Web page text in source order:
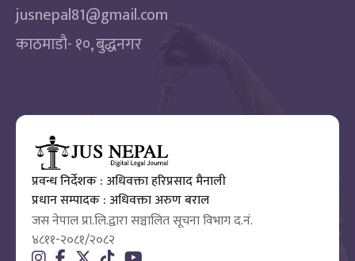
jusnepal81@gmail.com
काठमाडाै‌- १०, बुद्धनगर
प्रवन्ध निर्देशक : अधिवक्ता हरिप्रसाद मैनाली
प्रधान सम्पादक : अधिवक्ता अरुण बराल
जस नेपाल प्रा.लि.द्वारा सञ्चालित सूचना विभाग द.नं.
४८११-२०८१/२०८२